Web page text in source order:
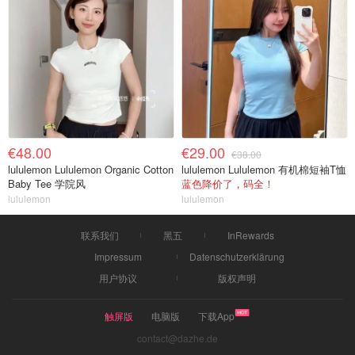
€48.00
lululemon Lululemon Organic Cotton
Baby Tee 学院风
lululemon
€29.00 €38.00
lululemon Lululemon 有机棉短袖T恤
蓝色降价了，码全！
lululemon
联系我们 黑五
InRewards
Impressum
Datenschutzerklärung
用户协议
版权声明
触屏版 电脑版
下载App
contact@dazhe.de